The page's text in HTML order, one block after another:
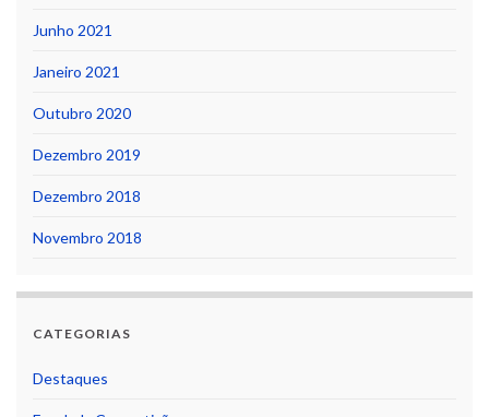
Junho 2021
Janeiro 2021
Outubro 2020
Dezembro 2019
Dezembro 2018
Novembro 2018
CATEGORIAS
Destaques